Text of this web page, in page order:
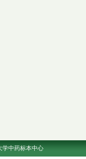
学中药标本中心